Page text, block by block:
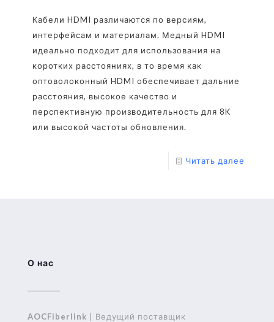
Кабели HDMI различаются по версиям,
интерфейсам и материалам. Медный HDMI
идеально подходит для использования на
коротких расстояниях, в то время как
оптоволоконный HDMI обеспечивает дальние
расстояния, высокое качество и
перспективную производительность для 8K
или высокой частоты обновления.
Читать далее
О нас
AOCFiberlink | Ведущий поставщик